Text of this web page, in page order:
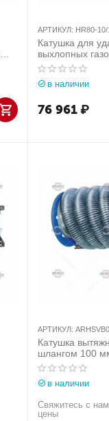
АРТИКУЛ: HR80-10/
Катушка для
выхлопных
шлангом 100
в наличии
76 961₽
АРТИКУЛ:
Катушка
шлангом 100
Aerservice
в наличии
Свяжитесь с
цены